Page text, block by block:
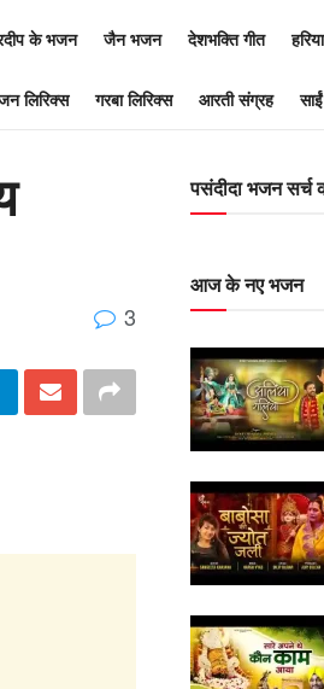
के भजन जैन भजन देशभक्ति गीत
लिरिक्स गरबा लिरिक्स आरती संग्रह
3
पसंदीदा भजन सर्च
आज के नए भजन